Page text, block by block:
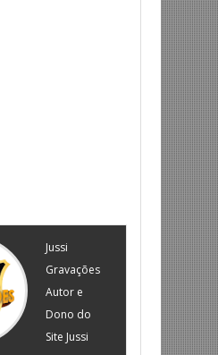
Jussi
Gravações
Autor e
Dono do
Site Jussi